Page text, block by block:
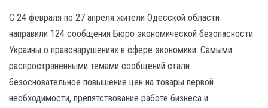
С 24 февраля по 27 апреля жители Одесской области
направили 124 сообщения Бюро экономической безопасности
Украины о правонарушениях в сфере экономики. Самыми
распространенными темами сообщений стали
безосновательное повышение цен на товары первой
необходимости, препятствование работе бизнеса и